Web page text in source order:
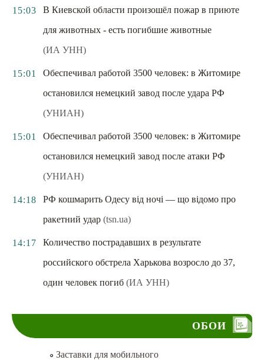
15:03
В Киевской области произошёл пожар в приюте
для животных - есть погибшие животные
(ИА УНН)
15:01
Обеспечивал работой 3500 человек: в Житомире
остановился немецкий завод после удара РФ
(УНИАН)
15:01
Обеспечивал работой 3500 человек: в Житомире
остановился немецкий завод после атаки РФ
(УНИАН)
14:18
РФ кошмарить Одесу від ночі — що відомо про
ракетний удар (tsn.ua)
14:17
Количество пострадавших в результате
российского обстрела Харькова возросло до 37,
один человек погиб (ИА УНН)
ОБОИ
Заставки для мобильного